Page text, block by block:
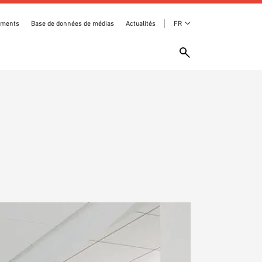
Base de données de médias Actualités FR